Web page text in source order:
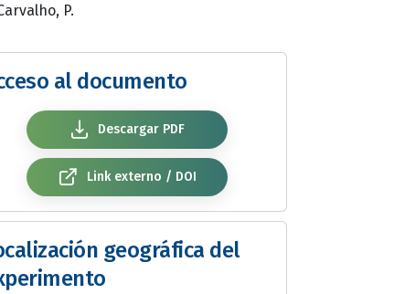
P.
al documento
Descargar PDF
Link externo / DOI
geográfica del